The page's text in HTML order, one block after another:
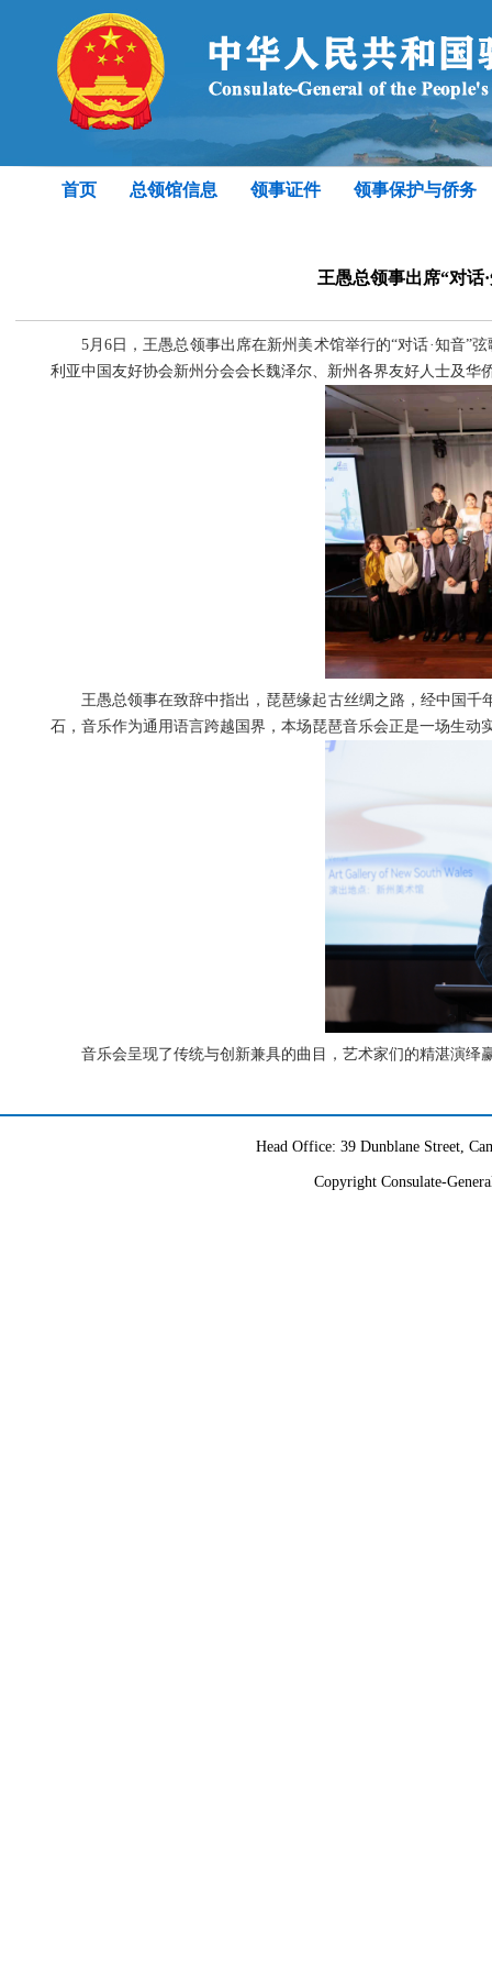
首页 总领馆信息 领事证件 领事保护与侨务
王愚总领事出席“对话
5月6日，王愚总领事出席在新州美术馆举行的“对话·知音”
利亚中国友好协会新州分会会长魏泽尔、新州各界友好人士及华
王愚总领事在致辞中指出，琵琶缘起古丝绸之路，经中国
石，音乐作为通用语言跨越国界，本场琵琶音乐会正是一场生动
音乐会呈现了传统与创新兼具的曲目，艺术家们的精湛演
Head Office: 39 Dunblane Street,
Copyright Consulate-